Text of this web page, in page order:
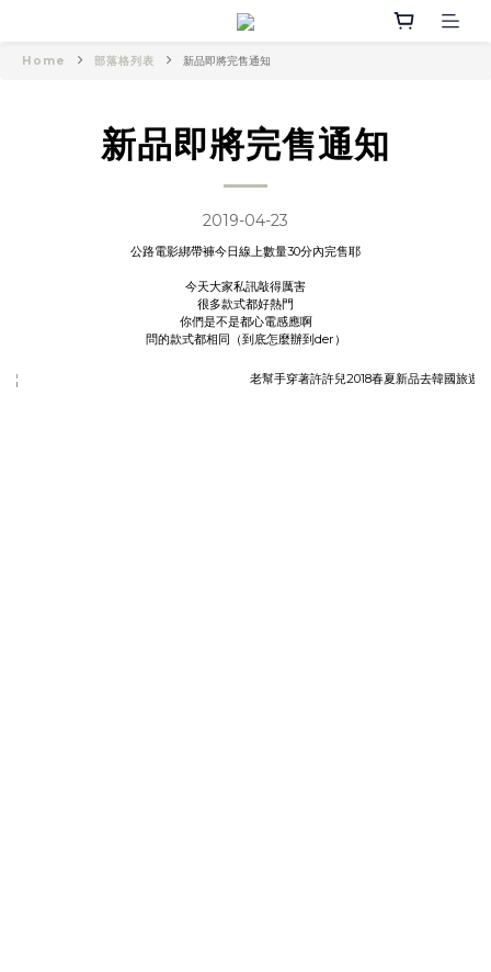
Home 部落格列表 新品即將完售通知
新品即將完售通知
2019-04-23
公路電影綁帶褲今日線上數量30分內完售耶
今天大家私訊敲得厲害
很多款式都好熱門
你們是不是都心電感應啊
問的款式都相同（到底怎麼辦到der）